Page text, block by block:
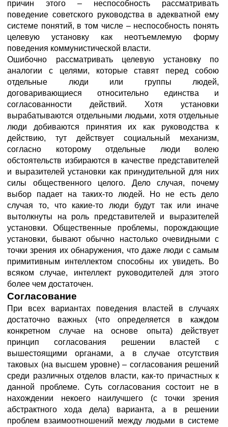
причин этого – неспособность рассматривать
поведение советского руководства в адекватной ему
системе понятий, в том числе – неспособность понять
целевую установку как неотъемлемую форму
поведения коммунистической власти.
Ошибочно рассматривать целевую установку по
аналогии с целями, которые ставят перед собою
отдельные люди или группы людей,
договаривающиеся относительно единства и
согласованности действий. Хотя установки
вырабатываются отдельными людьми, хотя отдельные
люди добиваются принятия их как руководства к
действию, тут действует социальный механизм,
согласно которому отдельные люди волею
обстоятельств избираются в качестве представителей
и выразителей установки как принудительной для них
силы общественного целого. Дело случая, почему
выбор падает на таких-то людей. Но не есть дело
случая то, что какие-то люди будут так или иначе
вытолкнуты на роль представителей и выразителей
установки. Общественные проблемы, порождающие
установки, бывают обычно настолько очевидными с
точки зрения их обнаружения, что даже люди с самым
примитивным интеллектом способны их увидеть. Во
всяком случае, интеллект руководителей для этого
более чем достаточен.
Согласование
При всех вариантах поведения властей в случаях
достаточно важных (что определяется в каждом
конкретном случае на основе опыта) действует
принцип согласования решении властей с
вышестоящими органами, а в случае отсутствия
таковых (на высшем уровне) – согласования решений
среди различных отделов власти, как-то причастных к
данной проблеме. Суть согласования состоит не в
нахождении некоего наилучшего (с точки зрения
абстрактного хода дела) варианта, а в решении
проблем взаимоотношений между людьми в системе